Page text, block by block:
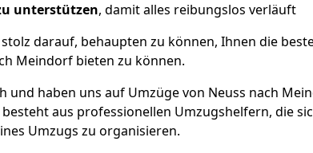
unterstützen, damit alles reibungslos verläuft
darauf, behaupten zu können, Ihnen die
Meindorf bieten zu können.
und haben uns auf Umzüge von Neuss nach
aus professionellen Umzugshelfern, die
Umzugs zu organisieren.